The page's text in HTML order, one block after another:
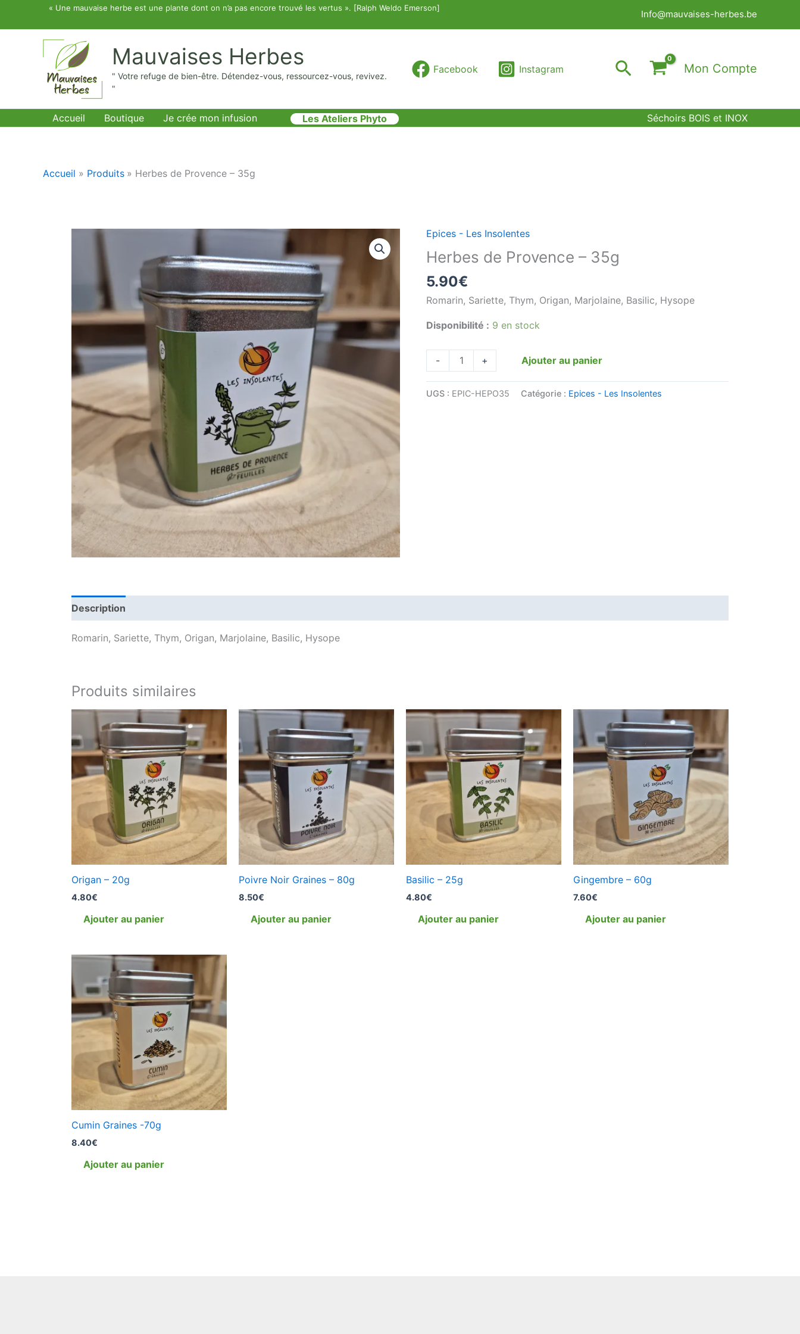
« Une mauvaise herbe est une plante dont on n’a pas encore trouvé les vertus ». [Ralph Weldo Emerson]
Info@mauvaises-herbes.be
Mauvaises Herbes
" Votre refuge de bien-être. Détendez-vous, ressourcez-vous, revivez.
"
Facebook Instagram RechercherMon Compte
Accueil Boutique Je crée mon infusion Les Ateliers Phyto Séchoirs BOIS et INOX
Accueil Produits Herbes de Provence – 35g
Epices - Les Insolentes
Herbes de Provence – 35g
5.90€
Romarin, Sariette, Thym, Origan, Marjolaine, Basilic, Hysope
Disponibilité : 9 en stock
-
quantité
de
Herbes
de
Provence
35g
+ Ajouter au panier
UGS : EPIC-HEPO35 Catégorie : Epices - Les Insolentes
Description
Romarin, Sariette, Thym, Origan, Marjolaine, Basilic, Hysope
Produits similaires
Origan – 20g
4.80€
Ajouter au panier
Poivre Noir Graines – 80g
8.50€
Ajouter au panier
Basilic – 25g
4.80€
Ajouter au panier
Gingembre – 60g
7.60€
Ajouter au panier
Cumin Graines -70g
8.40€
Ajouter au panier